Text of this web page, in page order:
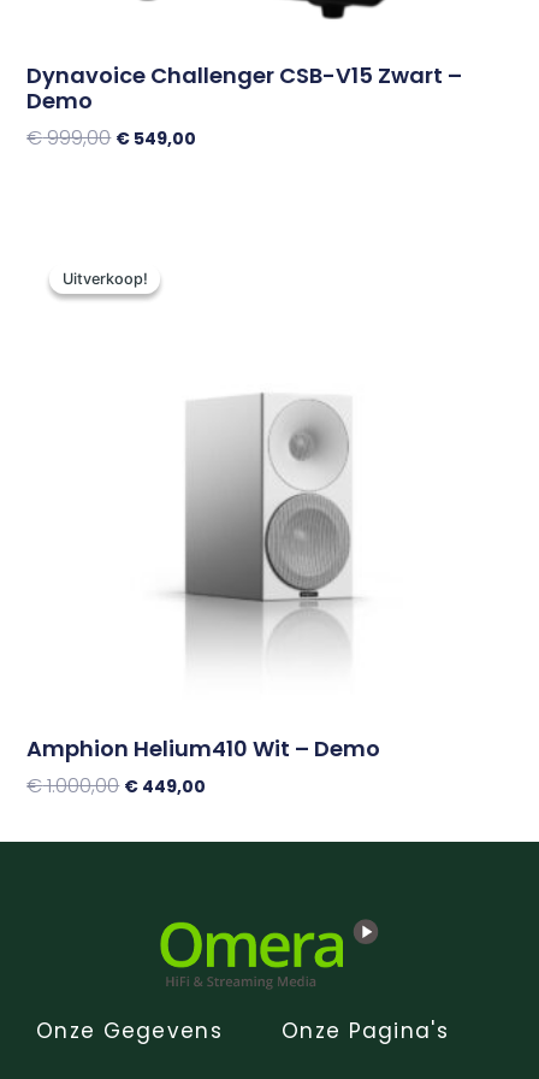
Dynavoice Challenger CSB-V15 Zwart –
Demo
€999,00 € 549,00
Uitverkoop!
Uitverkoop!
Amphion Helium410 Wit – Demo
€1.000,00
prijs
was:
€ 449,00
Onze Gegevens Onze Pagina's